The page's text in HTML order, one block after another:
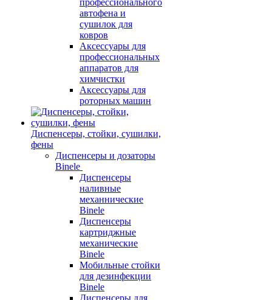
профессионального
автофена и
сушилок для
ковров
Аксессуары для
профессиональных
аппаратов для
химчистки
Аксессуары для
роторных машин
Диспенсеры, стойки, сушилки,
фены
Диспенсеры и дозаторы
Binele
Диспенсеры
наливные
механнические
Binele
Диспенсеры
картриджные
механические
Binele
Мобильные стойки
для дезинфекции
Binele
Диспенсеры для